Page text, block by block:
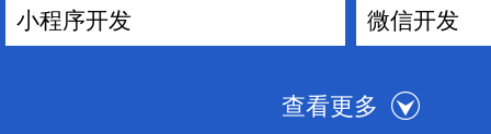
小程序开发 微信开发